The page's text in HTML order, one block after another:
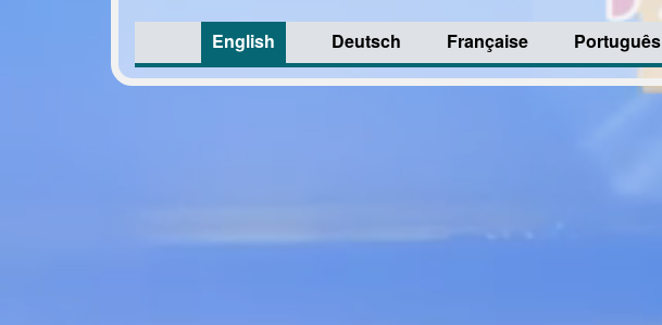
English Deutsch Française Português